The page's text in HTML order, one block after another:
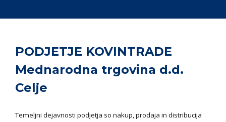
PODJETJE KOVINTRADE
Mednarodna trgovina d.d.
Celje
Temeljni dejavnosti podjetja so nakup, prodaja in distribucija